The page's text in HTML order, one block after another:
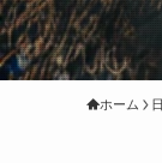
ホーム